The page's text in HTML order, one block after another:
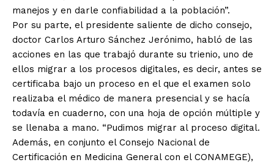
manejos y en darle confiabilidad a la población”.
Por su parte, el presidente saliente de dicho consejo,
doctor Carlos Arturo Sánchez Jerónimo, habló de las
acciones en las que trabajó durante su trienio, uno de
ellos migrar a los procesos digitales, es decir, antes se
certificaba bajo un proceso en el que el examen solo
realizaba el médico de manera presencial y se hacía
todavía en cuaderno, con una hoja de opción múltiple y
se llenaba a mano. “Pudimos migrar al proceso digital.
Además, en conjunto el Consejo Nacional de
Certificación en Medicina General con el CONAMEGE),